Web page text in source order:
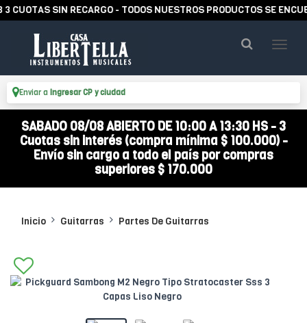
SIN RECARGO - TODOS NUESTROS PRODUCTOS SE
Enviar a Ingresar CP y ciudad
SABADO 08/08 ABIERTO DE 10:00 A 13:30 HS - 3
Cuotas sin interés (compra mínima $ 100.000) -
Envío sin cargo a todo el país por compras
superiores $ 170.000
Inicio Guitarras Partes De Guitarras